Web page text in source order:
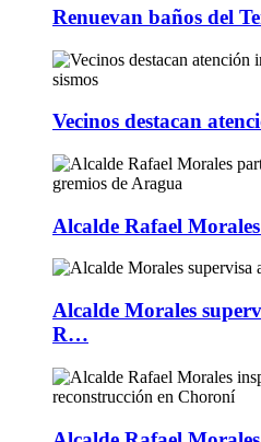
Renuevan baños del
Vecinos destacan
Alcalde Rafael
Alcalde Morales
R…